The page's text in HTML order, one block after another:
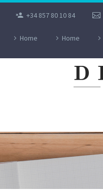
+34 857 80 10 84
Home Home